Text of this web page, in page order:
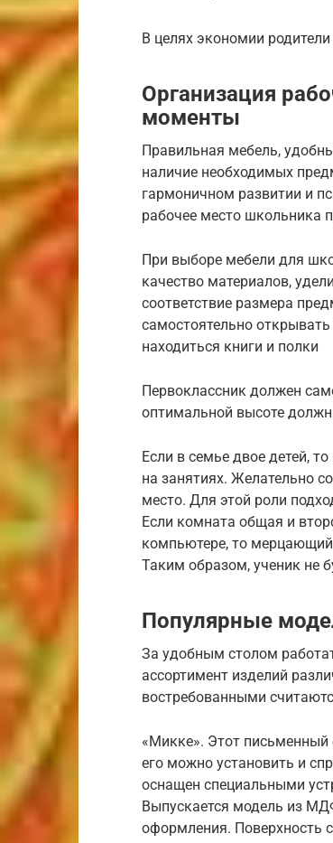
В целях экономии
Организация
моменты
Правильная мебель,
наличие необходимых
гармоничном развитии и
рабочее место школьника
При выборе мебели для
качество материалов,
соответствие размера
самостоятельно
находиться книги и полки
Первоклассник должен
оптимальной высоте
Если в семье двое детей,
на занятиях. Желательно
место. Для этой роли
Если комната общая и
компьютере, то
Таким образом, ученик не
Популярные
За удобным столом
ассортимент изделий
востребованными
«Микке». Этот
его можно установить и
оснащен специальными
Выпускается модель из
оформления. Поверхность